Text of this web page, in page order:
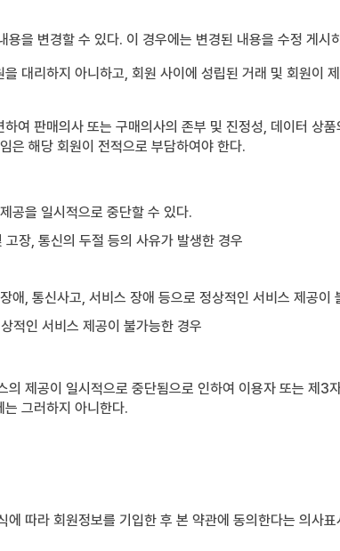
을 변경할 수 있다. 이 경우에는 변경된 내용을 수정 게시
대리하지 아니하고, 회원 사이에 성립된 거래 및 회원이
여 판매의사 또는 구매의사의 존부 및 진정성, 데이터 상
은 해당 회원이 전적으로 부담하여야 한다.
공을 일시적으로 중단할 수 있다.
장, 통신의 두절 등의 사유가 발생한 경우
, 통신사고, 서비스 장애 등으로 정상적인 서비스 제공이
적인 서비스 제공이 불가능한 경우
제공이 일시적으로 중단됨으로 인하여 이용자 또는 제3
그러하지 아니한다.
따라 회원정보를 기입한 후 본 약관에 동의한다는 의사